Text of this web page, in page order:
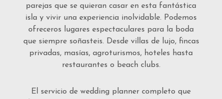
parejas que se quieran casar en esta fantástica
isla y vivir una experiencia inolvidable. Podemos
ofreceros lugares espectaculares para la boda
que siempre soñasteis. Desde villas de lujo, fincas
privadas, masías, agroturismos, hoteles hasta
restaurantes o beach clubs.
El servicio de wedding planner completo que